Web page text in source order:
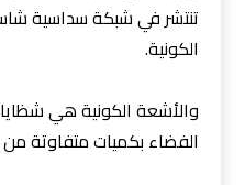
تنتشر في شبكة سداسية
الكونية.
والأشعة الكونية هي
الفضاء بكميات متفاوتة